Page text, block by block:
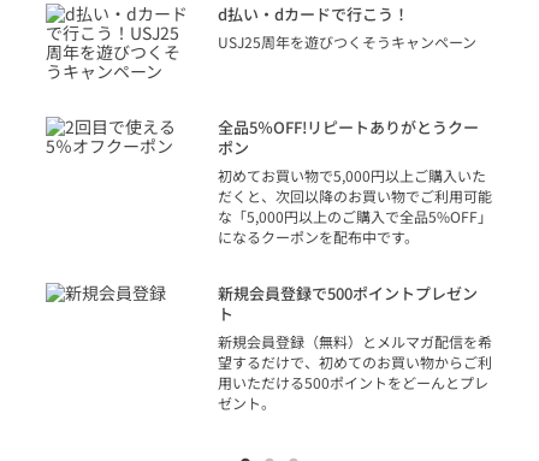
d払い・dカードで行こう！
USJ25周年を遊びつくそうキャンペーン
全品5％OFF!リピートありがとうクー
ポン
初めてお買い物で5,000円以上ご購入いた
だくと、次回以降のお買い物でご利用可能
な「5,000円以上のご購入で全品5%OFF」
になるクーポンを配布中です。
新規会員登録で500ポイントプレゼン
ト
新規会員登録（無料）とメルマガ配信を希
望するだけで、初めてのお買い物からご利
用いただける500ポイントをどーんとプレ
ゼント。